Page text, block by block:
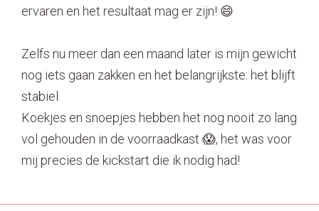
ervaren en het resultaat mag er zijn! 😄
Zelfs nu meer dan een maand later is mijn gewicht
nog iets gaan zakken en het belangrijkste: het blijft
stabiel.
Koekjes en snoepjes hebben het nog nooit zo lang
vol gehouden in de voorraadkast 😱, het was voor
mij precies de kickstart die ik nodig had!